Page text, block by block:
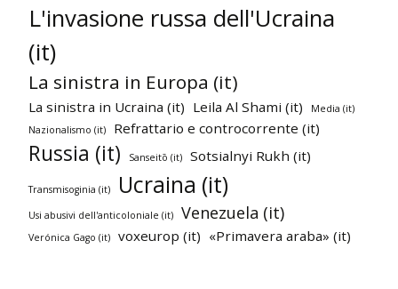
L'invasione russa dell'Ucraina
(it)
La sinistra in Europa (it)
La sinistra in Ucraina (it) Leila Al Shami (it)
Media (it)
Nazionalismo (it)
Refrattario e controcorrente (it)
Russia (it) Sanseitō (it) Sotsialnyi Rukh (it)
Transmisoginia (it) Ucraina (it)
Usi abusivi dell'anticoloniale (it) Venezuela (it)
Verónica Gago (it) voxeurop (it) «Primavera araba» (it)